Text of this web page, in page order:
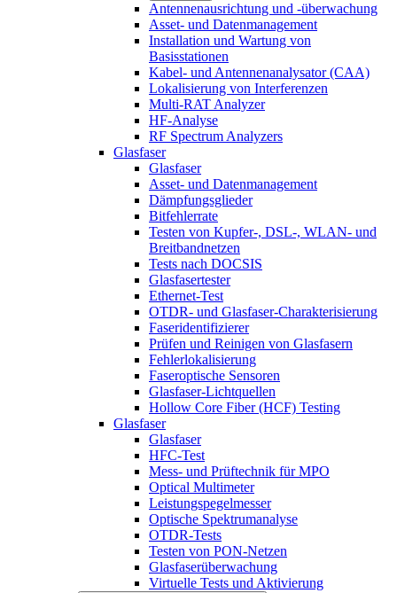
Antennenausrichtung und -überwachung
Asset- und Datenmanagement
Installation und Wartung von
Basisstationen
Kabel- und Antennenanalysator (CAA)
Lokalisierung von Interferenzen
Multi-RAT Analyzer
HF-Analyse
RF Spectrum Analyzers
Glasfaser
Glasfaser
Asset- und Datenmanagement
Dämpfungsglieder
Bitfehlerrate
Testen von Kupfer-, DSL-, WLAN- und
Breitbandnetzen
Tests nach DOCSIS
Glasfasertester
Ethernet-Test
OTDR- und Glasfaser-Charakterisierung
Faseridentifizierer
Prüfen und Reinigen von Glasfasern
Fehlerlokalisierung
Faseroptische Sensoren
Glasfaser-Lichtquellen
Hollow Core Fiber (HCF) Testing
Glasfaser
Glasfaser
HFC-Test
Mess- und Prüftechnik für MPO
Optical Multimeter
Leistungspegelmesser
Optische Spektrumanalyse
OTDR-Tests
Testen von PON-Netzen
Glasfaserüberwachung
Virtuelle Tests und Aktivierung